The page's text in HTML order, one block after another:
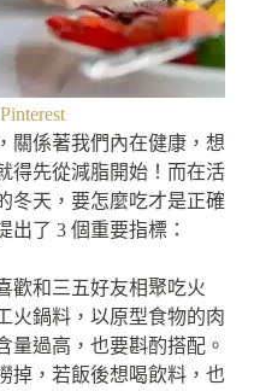
Pinterest
關係著我們內在健康，想
得先從減脂開始！而在活
冬天，要怎麼吃才是正確
出了 3 個重要指標：
歡和三五好友相聚吃火
火鍋料，以原型食物的肉
量過高，也要斟酌搭配。
掉，若飯後想喝飲料，也